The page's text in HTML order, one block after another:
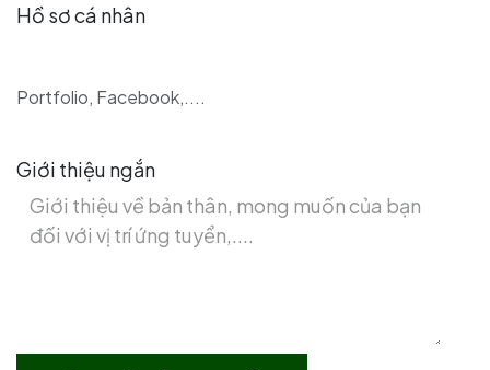
Hồ sơ cá nhân
Portfolio, Facebook,....
Giới thiệu ngắn